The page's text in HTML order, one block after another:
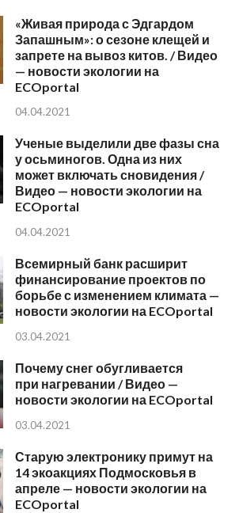
«Живая природа с Эдгардом
Запашным»: о сезоне клещей и
запрете на вывоз китов. / Видео
— новости экологии на
ECOportal
04.04.2021
Ученые выделили две фазы сна
у осьминогов. Одна из них
может включать сновидения /
Видео — новости экологии на
ECOportal
04.04.2021
Всемирный банк расширит
финансирование проектов по
борьбе с изменением климата —
новости экологии на ECOportal
03.04.2021
Почему снег обугливается
при нагревании / Видео —
новости экологии на ECOportal
03.04.2021
Старую электронику примут на
14 экоакциях Подмосковья в
апреле — новости экологии на
ECOportal